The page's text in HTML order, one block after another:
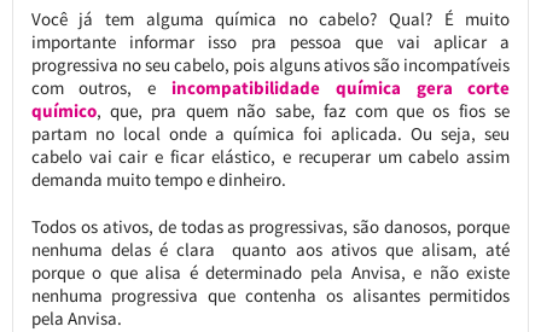
Você já tem alguma química no cabelo? Qual? É muito
importante informar isso pra pessoa que vai aplicar a
progressiva no seu cabelo, pois alguns ativos são incompatíveis
com outros, e incompatibilidade química gera corte
químico, que, pra quem não sabe, faz com que os fios se
partam no local onde a química foi aplicada. Ou seja, seu
cabelo vai cair e ficar elástico, e recuperar um cabelo assim
demanda muito tempo e dinheiro.
Todos os ativos, de todas as progressivas, são danosos, porque
nenhuma delas é clara quanto aos ativos que alisam, até
porque o que alisa é determinado pela Anvisa, e não existe
nenhuma progressiva que contenha os alisantes permitidos
pela Anvisa.